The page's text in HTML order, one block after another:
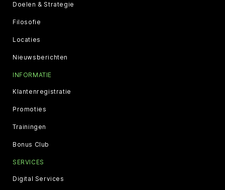
Doelen & Strategie
Filosofie
Locaties
Nieuwsberichten
INFORMATIE
Klantenregistratie
Promoties
Trainingen
Bonus Club
SERVICES
Digital Services